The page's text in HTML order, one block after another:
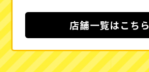
店舗一覧はこちら